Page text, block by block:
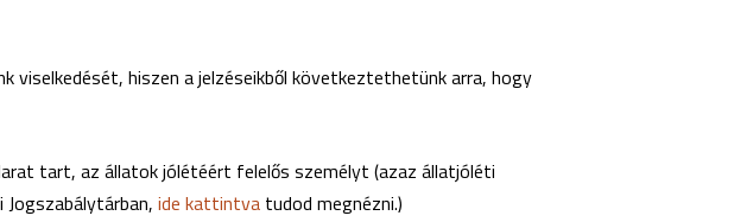
hiszen a jelzéseikből következtethetünk arra, hogy
tart, az állatok jólétéért felelős személyt (azaz állatjóléti
ide kattintva tudod megnézni.)